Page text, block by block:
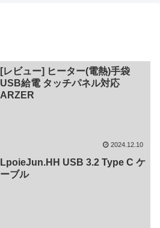
[レビュー] ヒーター(電熱)手袋
USB給電 タッチパネル対応
ARZER
2024.12.10
LpoieJun.HH USB 3.2 Type C ケ
ーブル